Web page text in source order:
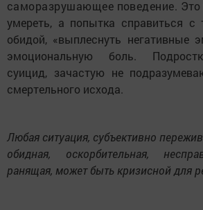
саморазрушающее поведение. Это
умереть, а попытка справиться с
обидой, «выплеснуть негативные
эмоциональную боль.
суицид, зачастую не
смертельного исхода.
Любая ситуация, субъективно
обидная, оскорбительная,
ранящая, может быть кризисной для